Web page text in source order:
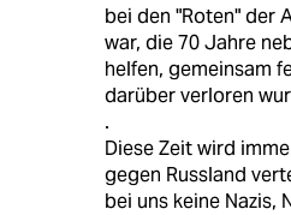
bei den "Roten" der
war, die 70 Jahre
helfen, gemeinsam
darüber verloren
.
Diese Zeit wird
gegen Russland
bei uns keine Nazis,